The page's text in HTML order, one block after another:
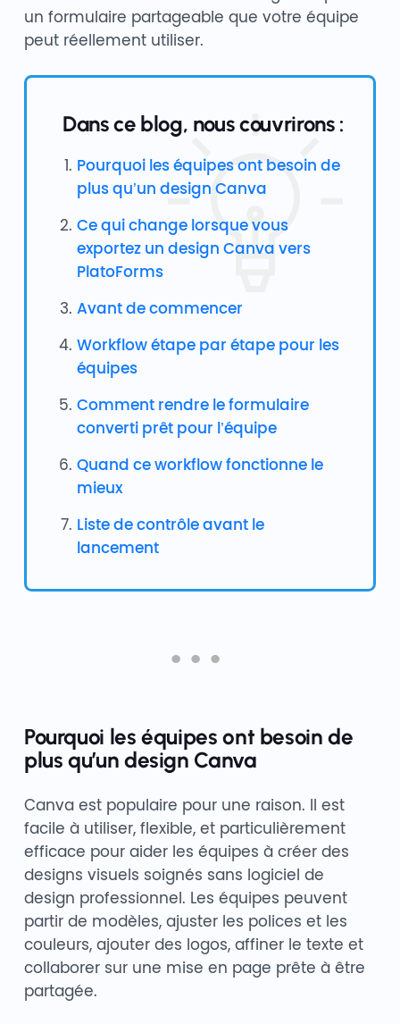
un formulaire partageable que votre équipe
peut réellement utiliser.
Dans ce blog, nous couvrirons :
Pourquoi les équipes ont besoin de
plus qu’un design Canva
Ce qui change lorsque vous
exportez un design Canva vers
PlatoForms
Avant de commencer
Workflow étape par étape pour les
équipes
Comment rendre le formulaire
converti prêt pour l’équipe
Quand ce workflow fonctionne le
mieux
Liste de contrôle avant le
lancement
Pourquoi les équipes ont besoin de
plus qu’un design Canva
Canva est populaire pour une raison. Il est
facile à utiliser, flexible, et particulièrement
efficace pour aider les équipes à créer des
designs visuels soignés sans logiciel de
design professionnel. Les équipes peuvent
partir de modèles, ajuster les polices et les
couleurs, ajouter des logos, affiner le texte et
collaborer sur une mise en page prête à être
partagée.